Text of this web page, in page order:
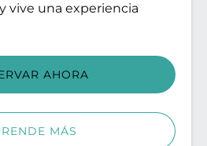
vive una experiencia
AHORA
MÁS